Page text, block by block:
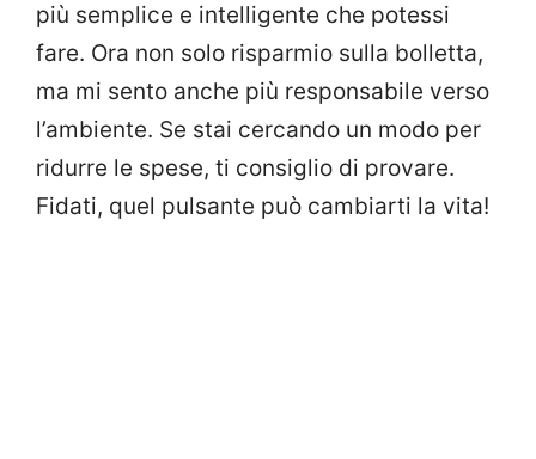
più semplice e intelligente che potessi
fare. Ora non solo risparmio sulla bolletta,
ma mi sento anche più responsabile verso
l’ambiente. Se stai cercando un modo per
ridurre le spese, ti consiglio di provare.
Fidati, quel pulsante può cambiarti la vita!